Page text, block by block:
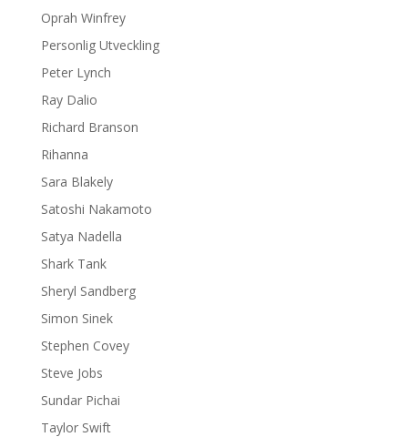
Oprah Winfrey
Personlig Utveckling
Peter Lynch
Ray Dalio
Richard Branson
Rihanna
Sara Blakely
Satoshi Nakamoto
Satya Nadella
Shark Tank
Sheryl Sandberg
Simon Sinek
Stephen Covey
Steve Jobs
Sundar Pichai
Taylor Swift